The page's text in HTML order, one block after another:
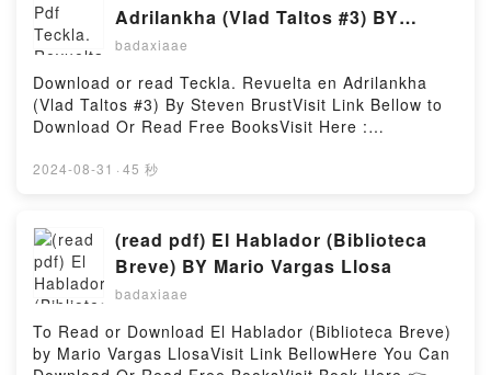
(Coleccion Nueva Conciencia) (Spanish
Edition)Powered by Firstory Hosting
con jubilarse, una locutora radial de madrugada, una
derechista pistolera, una pintora que no consigue
vender sus cuadros. Este universo de personajes,
esta fauna de seres delirantes, es la que habita en
Yo soy una se?ora.En estos cuentos, atravesados
por el humor y la iron?a, el autor ha logrado un
el relato testimonial y el chisme. Usted, lector,
enza, compartir? los detalles m?s privados de su
vida, esos de los que normalmente nadie quiere
hablar, pero que, a decir verdad, todos disfrutamos
escuchar.Reading Yo soy una se?oraDownload Yo
ready to Read Or Download Yo soy una se?
oraPowered by Firstory Hosting
Adrilankha (Vlad Taltos #3) BY
Steven Brust
badaxiaae
Download or read Teckla. Revuelta en Adrilankha
(Vlad Taltos #3) By Steven BrustVisit Link Bellow to
Download Or Read Free BooksVisit Here :
book=8427020163Available versions: EPUB, PDF,
Revuelta en Adrilankha (Vlad Taltos #3).Reading
Teckla. Revuelta en Adrilankha (Vlad Taltos
#3)Download Teckla. Revuelta en Adrilankha (Vlad
Taltos #3)PDF/Epub Teckla. Revuelta en Adrilankha
(Vlad Taltos #3)Now You ready to Read Or Download
Teckla. Revuelta en Adrilankha (Vlad Taltos
#3)Powered by Firstory Hosting
2024-08-31 · 45 秒
(read pdf) El Hablador (Biblioteca
Breve) BY Mario Vargas Llosa
badaxiaae
To Read or Download El Hablador (Biblioteca Breve)
by Mario Vargas LlosaVisit Link BellowHere You Can